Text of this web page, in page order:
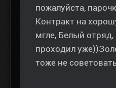
пожалуйста,
Контракт на
мгле, Белый
проходил
тоже не